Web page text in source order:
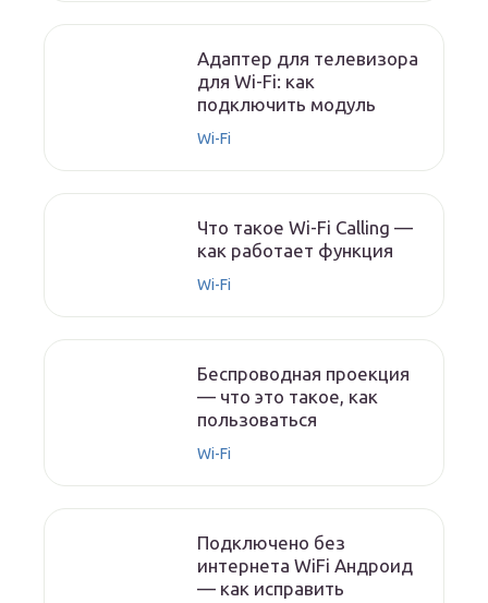
Адаптер для телевизора
для Wi-Fi: как
подключить модуль
Wi-Fi
Что такое Wi-Fi Calling —
как работает функция
Wi-Fi
Беспроводная проекция
— что это такое, как
пользоваться
Wi-Fi
Подключено без
интернета WiFi Андроид
— как исправить